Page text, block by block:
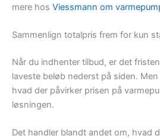
mere hos Viessmann om
Sammenlign totalpris frem for kun
Når du indhenter tilbud, er det
laveste beløb nederst på siden.
hvad der påvirker prisen på
løsningen.
Det handler blandt andet om, hvad